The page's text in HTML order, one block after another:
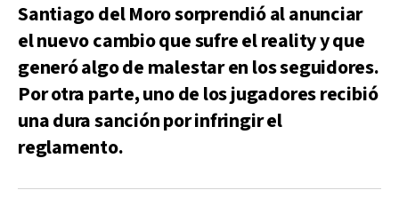
Santiago del Moro sorprendió al anunciar
el nuevo cambio que sufre el reality y que
generó algo de malestar en los seguidores.
Por otra parte, uno de los jugadores recibió
una dura sanción por infringir el
reglamento.